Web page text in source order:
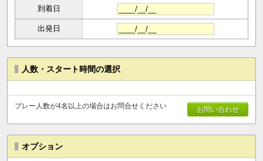
到着日
出発日
人数・スタート時間の選択
お問い合わせ
プレー人数が4名以上の場合はお問合せください
オプション